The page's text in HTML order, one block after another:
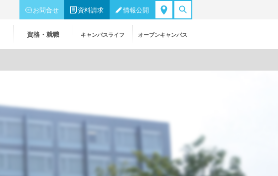
お問合せ 資料請求 情報公開
資格・就職 キャンパスライフ オープンキャンパス